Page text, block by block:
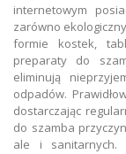
internetowym
zarówno
formie kostek,
preparaty do
eliminują
odpadów.
dostarczając
do szamba
ale i sanitarnych.